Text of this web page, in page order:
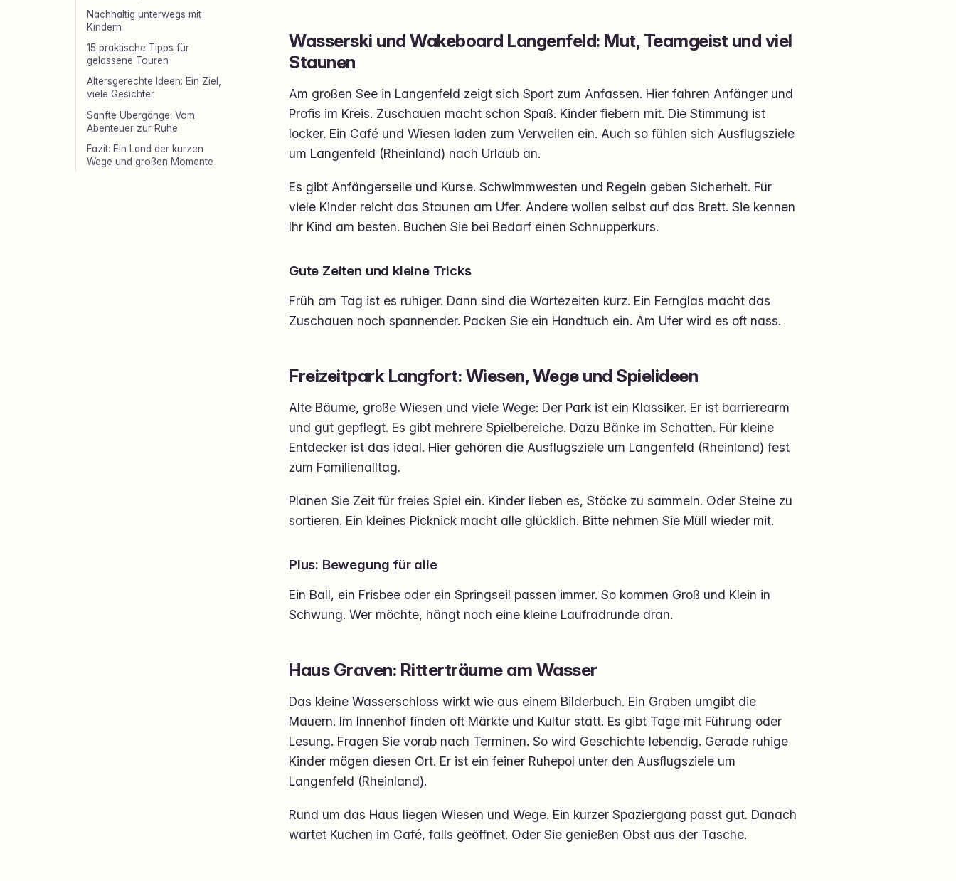
Nachhaltig unterwegs mit
Kindern
15 praktische Tipps für
gelassene Touren
Altersgerechte Ideen: Ein Ziel,
viele Gesichter
Sanfte Übergänge: Vom
Abenteuer zur Ruhe
Fazit: Ein Land der kurzen
Wege und großen Momente
Wasserski und Wakeboard Langenfeld: Mut, Teamgeist und viel
Staunen
Am großen See in Langenfeld zeigt sich Sport zum Anfassen. Hier fahren Anfänger und
Profis im Kreis. Zuschauen macht schon Spaß. Kinder fiebern mit. Die Stimmung ist
locker. Ein Café und Wiesen laden zum Verweilen ein. Auch so fühlen sich Ausflugsziele
um Langenfeld (Rheinland) nach Urlaub an.
Es gibt Anfängerseile und Kurse. Schwimmwesten und Regeln geben Sicherheit. Für
viele Kinder reicht das Staunen am Ufer. Andere wollen selbst auf das Brett. Sie kennen
Ihr Kind am besten. Buchen Sie bei Bedarf einen Schnupperkurs.
Gute Zeiten und kleine Tricks
Früh am Tag ist es ruhiger. Dann sind die Wartezeiten kurz. Ein Fernglas macht das
Zuschauen noch spannender. Packen Sie ein Handtuch ein. Am Ufer wird es oft nass.
Freizeitpark Langfort: Wiesen, Wege und Spielideen
Alte Bäume, große Wiesen und viele Wege: Der Park ist ein Klassiker. Er ist barrierearm
und gut gepflegt. Es gibt mehrere Spielbereiche. Dazu Bänke im Schatten. Für kleine
Entdecker ist das ideal. Hier gehören die Ausflugsziele um Langenfeld (Rheinland) fest
zum Familienalltag.
Planen Sie Zeit für freies Spiel ein. Kinder lieben es, Stöcke zu sammeln. Oder Steine zu
sortieren. Ein kleines Picknick macht alle glücklich. Bitte nehmen Sie Müll wieder mit.
Plus: Bewegung für alle
Ein Ball, ein Frisbee oder ein Springseil passen immer. So kommen Groß und Klein in
Schwung. Wer möchte, hängt noch eine kleine Laufradrunde dran.
Haus Graven: Ritterträume am Wasser
Das kleine Wasserschloss wirkt wie aus einem Bilderbuch. Ein Graben umgibt die
Mauern. Im Innenhof finden oft Märkte und Kultur statt. Es gibt Tage mit Führung oder
Lesung. Fragen Sie vorab nach Terminen. So wird Geschichte lebendig. Gerade ruhige
Kinder mögen diesen Ort. Er ist ein feiner Ruhepol unter den Ausflugsziele um
Langenfeld (Rheinland).
Rund um das Haus liegen Wiesen und Wege. Ein kurzer Spaziergang passt gut. Danach
wartet Kuchen im Café, falls geöffnet. Oder Sie genießen Obst aus der Tasche.